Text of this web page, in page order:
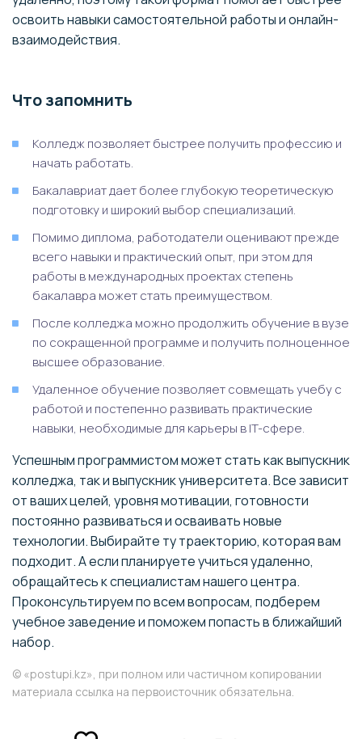
освоить навыки самостоятельной работы и онлайн-
взаимодействия.
Что запомнить
Колледж позволяет быстрее получить профессию и
начать работать.
Бакалавриат дает более глубокую теоретическую
подготовку и широкий выбор специализаций.
Помимо диплома, работодатели оценивают прежде
всего навыки и практический опыт, при этом для
работы в международных проектах степень
бакалавра может стать преимуществом.
После колледжа можно продолжить обучение в вузе
по сокращенной программе и получить полноценное
высшее образование.
Удаленное обучение позволяет совмещать учебу с
работой и постепенно развивать практические
навыки, необходимые для карьеры в IT-сфере.
Успешным программистом может стать как выпускник
колледжа, так и выпускник университета. Все зависит
от ваших целей, уровня мотивации, готовности
постоянно развиваться и осваивать новые
технологии. Выбирайте ту траекторию, которая вам
подходит. А если планируете учиться удаленно,
обращайтесь к специалистам нашего центра.
Проконсультируем по всем вопросам, подберем
учебное заведение и поможем попасть в ближайший
набор.
© «postupi.kz», при полном или частичном копировании
материала ссылка на первоисточник обязательна.